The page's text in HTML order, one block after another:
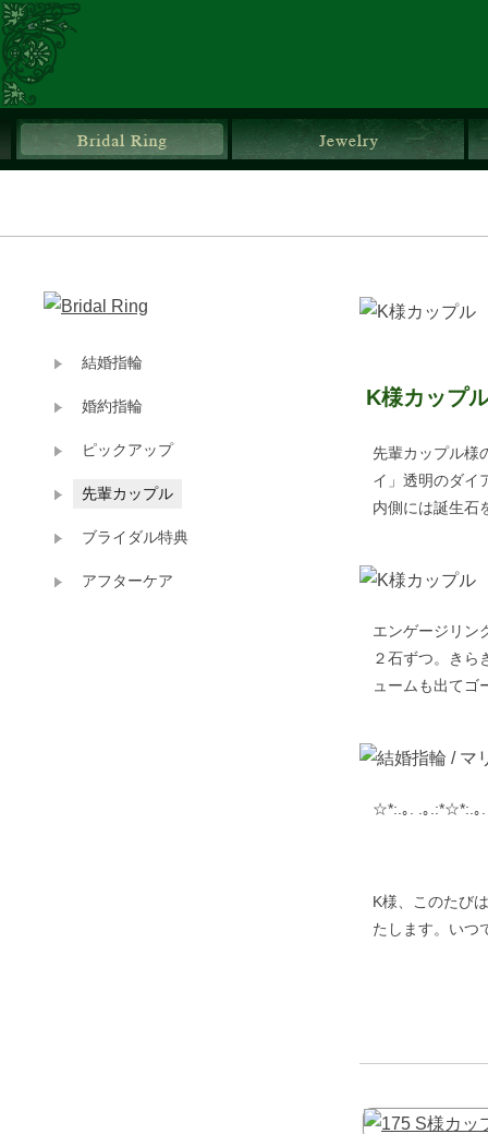
ブライダルリング
K様カップ
先輩カップル様
イ」透明のダイ
内側には誕生石
エンゲージリン
２石ずつ。きら
ュームも出てゴ
☆*:.｡. .｡.:*☆*:.｡
K様、このたび
たします。いつ
結婚指輪
婚約指輪
ピックアップ
先輩カップル
ブライダル特典
アフターケア